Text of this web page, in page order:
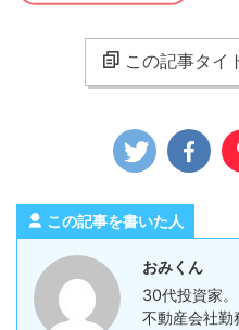
この記事タイ
この記事を書いた人
おみくん
30代投資家。
不動産会社